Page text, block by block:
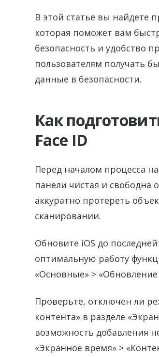
В этой статье вы найдете
которая поможет вам
безопасность и удобство
пользователям получать
данные в безопасности.
Как
Face ID
Перед началом процесса
панели чистая и свободна
аккуратно протереть
сканировании.
Обновите iOS до
оптимальную работу
«Основные» >
Проверьте, отключен ли
контента» в разделе
возможность добавления
«Экранное время» >